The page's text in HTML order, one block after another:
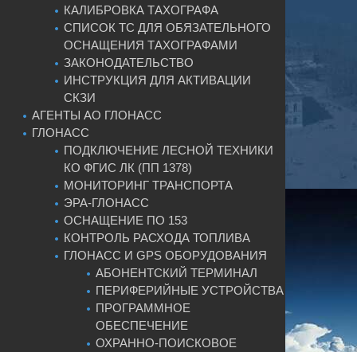
КАЛИБРОВКА ТАХОГРАФА
СПИСОК ТС ДЛЯ ОБЯЗАТЕЛЬНОГО
ОСНАЩЕНИЯ ТАХОГРАФАМИ
ЗАКОНОДАТЕЛЬСТВО
ИНСТРУКЦИЯ ДЛЯ АКТИВАЦИИ
СКЗИ
АГЕНТЫ АО ГЛОНАСС
ГЛОНАСС
ПОДКЛЮЧЕНИЕ ЛЕСНОЙ ТЕХНИКИ
КО ФГИС ЛК (ПП 1378)
МОНИТОРИНГ ТРАНСПОРТА
ЭРА-ГЛОНАСС
ОСНАЩЕНИЕ ПО 153
КОНТРОЛЬ РАСХОДА ТОПЛИВА
ГЛОНАСС И GPS ОБОРУДОВАНИЯ
АБОНЕНТСКИЙ ТЕРМИНАЛ
ПЕРИФЕРИЙНЫЕ УСТРОЙСТВА
ПРОГРАММНОЕ
ОБЕСПЕЧЕНИЕ
ОХРАННО-ПОИСКОВОЕ